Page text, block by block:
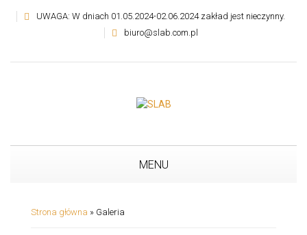
UWAGA: W dniach 01.05.2024-02.06.2024 zakład jest nieczynny.
biuro@slab.com.pl
MENU
Strona główna » Galeria